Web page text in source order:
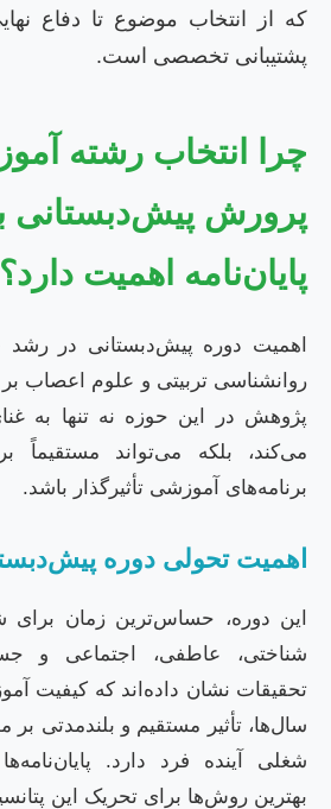
که از انتخاب موضوع تا دفاع
پشتیبانی تخصصی است.
چرا انتخاب رشته
پرورش پیش‌دبستانی
پایان‌نامه اهمیت دارد؟
اهمیت دوره پیش‌دبستانی در رشد
روانشناسی تربیتی و علوم اعصاب
پژوهش در این حوزه نه تنها به
می‌کند، بلکه می‌تواند مستقیماً
برنامه‌های آموزشی تأثیرگذار باشد.
اهمیت تحولی دوره
این دوره، حساس‌ترین زمان برای
شناختی، عاطفی، اجتماعی و
تحقیقات نشان داده‌اند که کیفیت
سال‌ها، تأثیر مستقیم و بلندمدتی
شغلی آینده فرد دارد.
بهترین روش‌ها برای تحریک این